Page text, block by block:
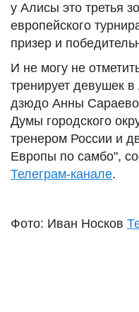
у Алисы это третья
европейского
призер и
И не могу не
тренирует девушек
дзюдо Анны
Думы городского
тренером России и
Европы по самбо",
Телеграм-канале.
Фото: Иван Носков